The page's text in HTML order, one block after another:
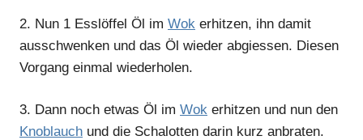
2. Nun 1 Esslöffel Öl im Wok erhitzen, ihn damit
ausschwenken und das Öl wieder abgiessen. Diesen
Vorgang einmal wiederholen.
3. Dann noch etwas Öl im Wok erhitzen und nun den
Knoblauch und die Schalotten darin kurz anbraten.